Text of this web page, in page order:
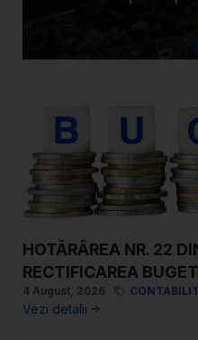
HOTĂRÂREA NR. 22
RECTIFICAREA
4 August, 2026
Vezi detalii